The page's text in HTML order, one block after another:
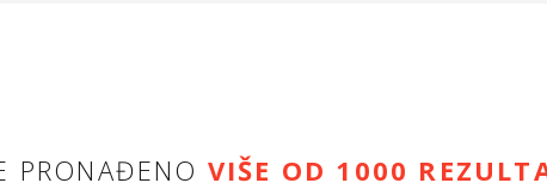
PRONAĐENO VIŠE OD 1000